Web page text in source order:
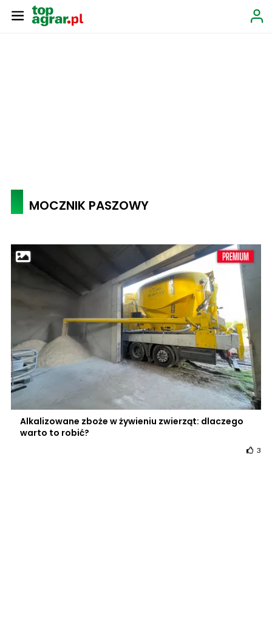
MOCZNIK PASZOWY
Alkalizowane zboże w żywieniu zwierząt: dlaczego
warto to robić?
3